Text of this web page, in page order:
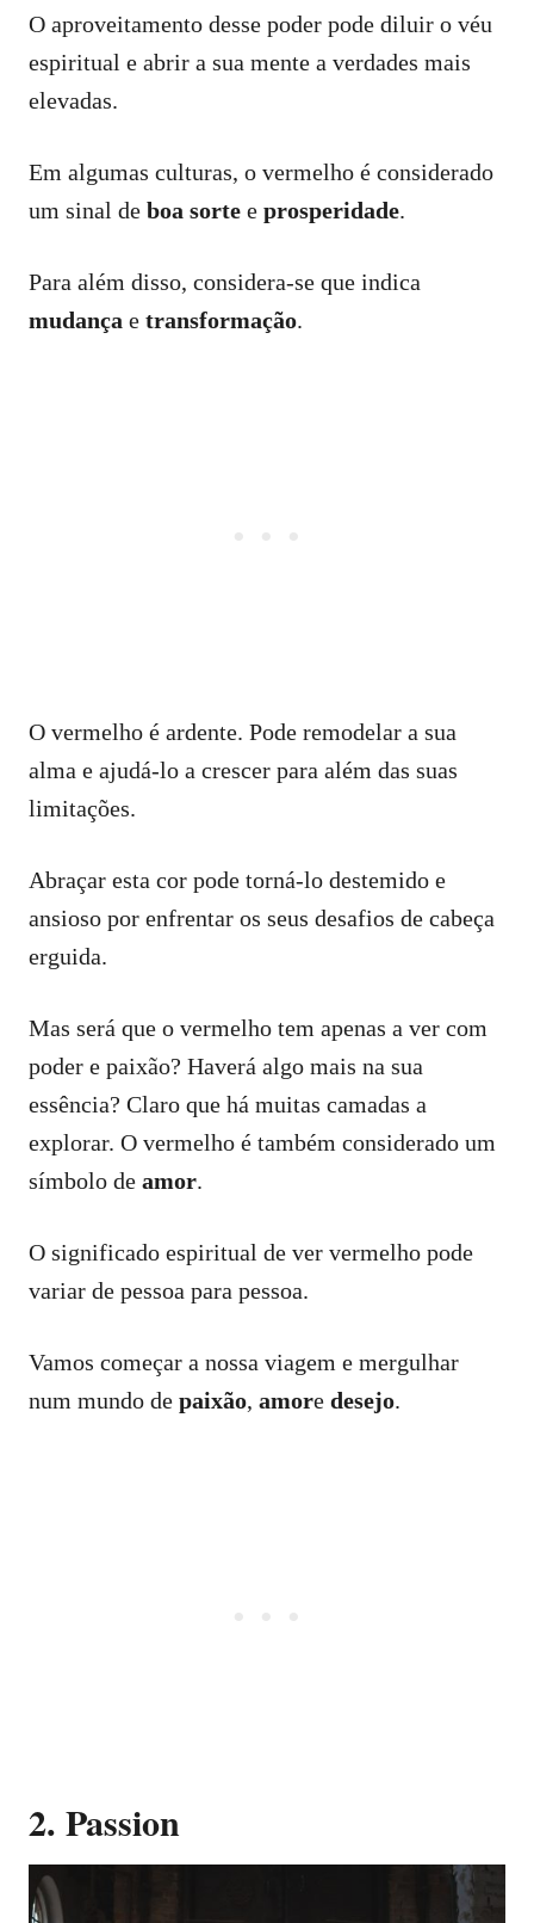
O aproveitamento desse poder pode diluir o véu
espiritual e abrir a sua mente a verdades mais
elevadas.
Em algumas culturas, o vermelho é considerado
um sinal de boa sorte e prosperidade.
Para além disso, considera-se que indica
mudança e transformação.
O vermelho é ardente. Pode remodelar a sua
alma e ajudá-lo a crescer para além das suas
limitações.
Abraçar esta cor pode torná-lo destemido e
ansioso por enfrentar os seus desafios de cabeça
erguida.
Mas será que o vermelho tem apenas a ver com
poder e paixão? Haverá algo mais na sua
essência? Claro que há muitas camadas a
explorar. O vermelho é também considerado um
símbolo de amor.
O significado espiritual de ver vermelho pode
variar de pessoa para pessoa.
Vamos começar a nossa viagem e mergulhar
num mundo de paixão, amore desejo.
2. Passion